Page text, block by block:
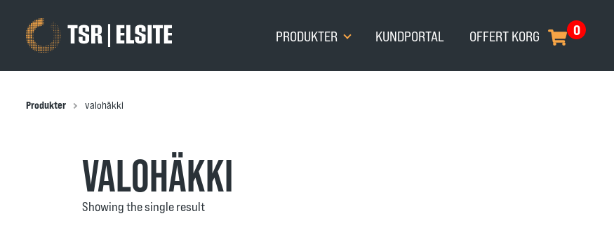
PRODUKTER KUNDPORTAL 0
OFFERT KORG
Produkter valohäkki
VALOHÄKKI
Showing the single result